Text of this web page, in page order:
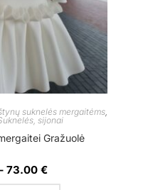
suknelės mergaitėms,
sijonai
Gražuolė
73.00€